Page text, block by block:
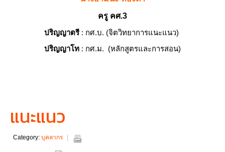
ครู คศ.3
ปริญญาตรี: กศ.บ. (จิตวิทยาการแนะแนว)
ปริญญาโท : กศ.ม. (หลักสูตรและการสอน)
แนะแนว
Category: บุคลากร